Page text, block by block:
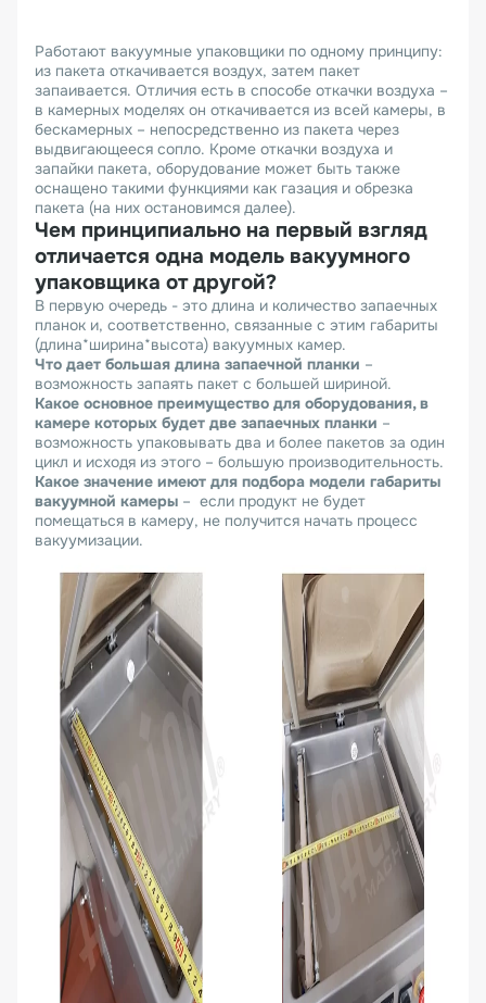
Работают вакуумные упаковщики по одному принципу:
из пакета откачивается воздух, затем пакет
запаивается. Отличия есть в способе откачки воздуха –
в камерных моделях он откачивается из всей камеры, в
бескамерных – непосредственно из пакета через
выдвигающееся сопло. Кроме откачки воздуха и
запайки пакета, оборудование может быть также
оснащено такими функциями как газация и обрезка
пакета (на них остановимся далее).
Чем принципиально на первый взгляд
отличается одна модель вакуумного
упаковщика от другой?
В первую очередь - это длина и количество запаечных
планок и, соответственно, связанные с этим габариты
(длина*ширина*высота) вакуумных камер.
Что дает большая длина запаечной планки –
возможность запаять пакет с большей шириной.
Какое основное преимущество для оборудования, в
камере которых будет две запаечных планки –
возможность упаковывать два и более пакетов за один
цикл и исходя из этого – большую производительность.
Какое значение имеют для подбора модели габариты
вакуумной камеры – если продукт не будет
помещаться в камеру, не получится начать процесс
вакуумизации.